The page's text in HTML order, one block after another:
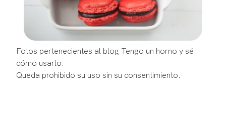
Fotos pertenecientes al blog Tengo un horno y sé
cómo usarlo.
Queda prohibido su uso sin su consentimiento.